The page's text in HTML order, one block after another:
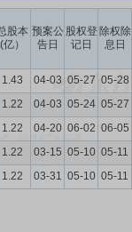
股本
(亿）
预案公
告日
股权登
记日
除权除
息日
1.43 04-03 05-27 05-28
1.22 04-03 05-24 05-27
1.22 04-20 06-02 06-05
1.22 03-15 05-10 05-11
1.22 03-31 05-10 05-11